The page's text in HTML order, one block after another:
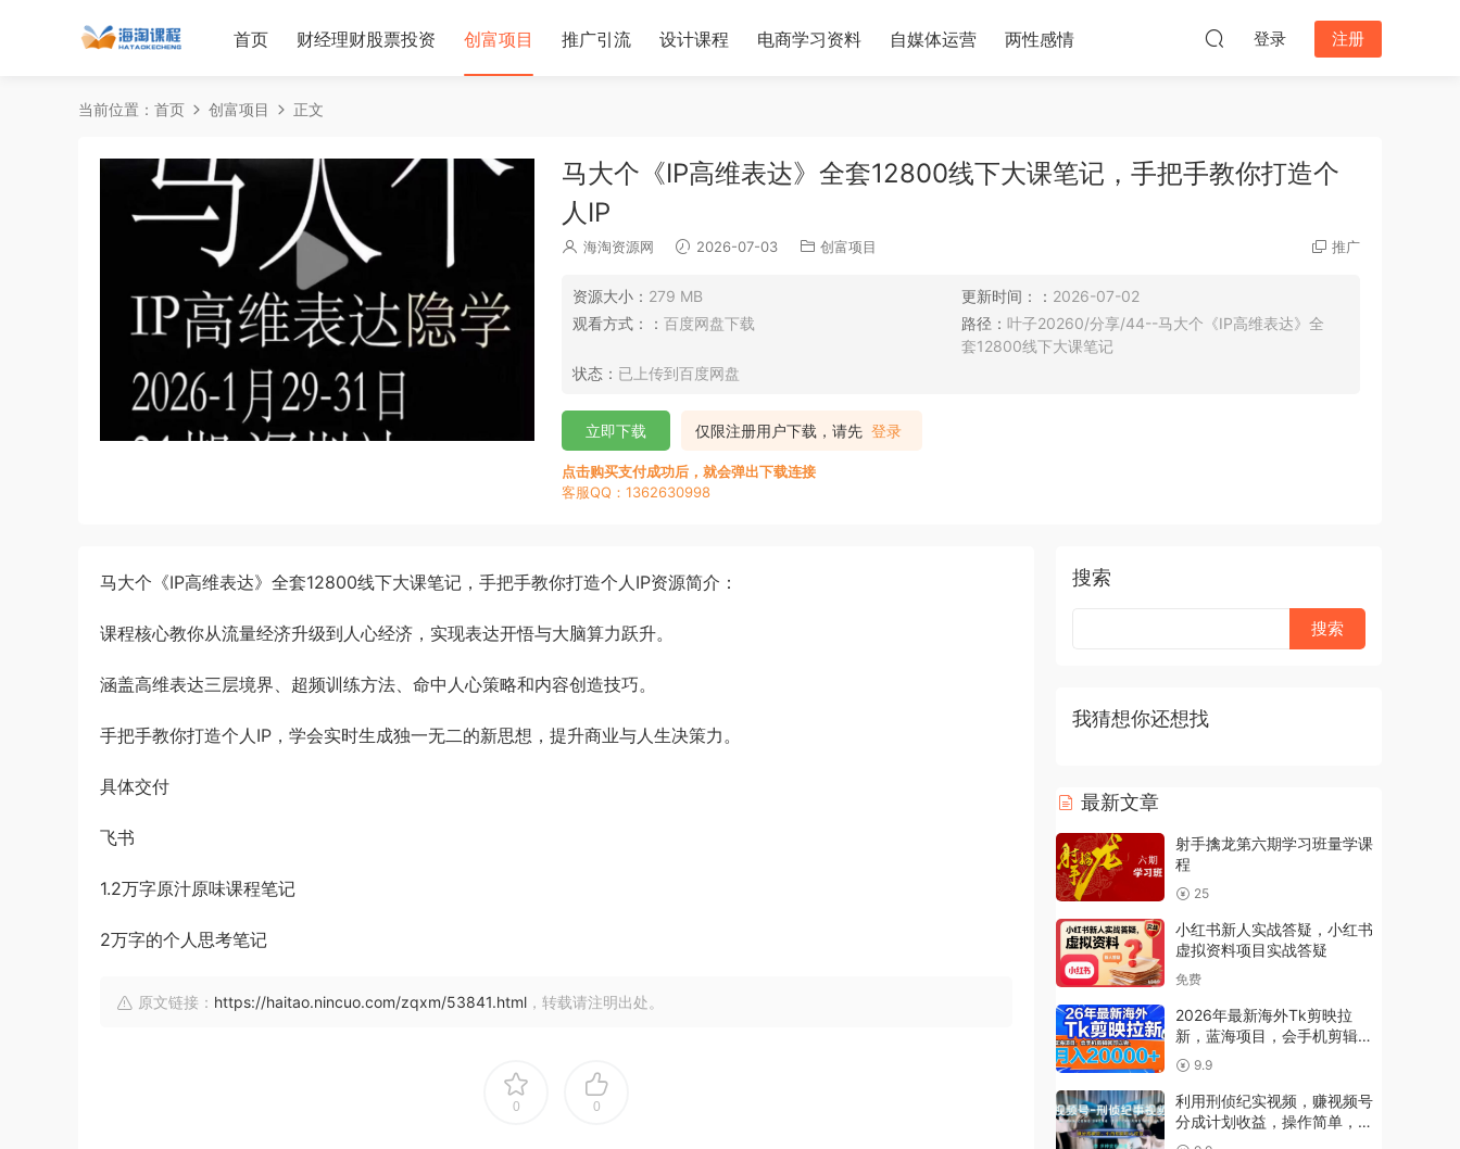
首页 财经理财股票投资 创富项目 推广引流 设计课程 电商学习资料 自媒体运营 两性感情 登录 注册
当前位置： 首页 创富项目 正文
马大个《IP高维表达》全套12800线下大课笔记，手把手教你打造个
人IP
海淘资源网 2026-07-03 创富项目 推广
资源大小： 279 MB 更新时间：： 2026-07-02
观看方式：： 百度网盘下载 路径： 叶子20260/分享/44--马大个《IP高维表达》全
套12800线下大课笔记
状态： 已上传到百度网盘
仅限注册用户下载，请先 登录
立即下载
点击购买支付成功后，就会弹出下载连接
客服QQ：1362630998
马大个《IP高维表达》全套12800线下大课笔记，手把手教你打造个人IP资源简介：
课程核心教你从流量经济升级到人心经济，实现表达开悟与大脑算力跃升。
涵盖高维表达三层境界、超频训练方法、命中人心策略和内容创造技巧。
手把手教你打造个人IP，学会实时生成独一无二的新思想，提升商业与人生决策力。
具体交付
飞书
1.2万字原汁原味课程笔记
2万字的个人思考笔记
原文链接： https://haitao.nincuo.com/zqxm/53841.html ，转载请注明出处。
0 0
搜索
我猜想你还想找
最新文章
射手擒龙第六期学习班量学课
程
25
小红书新人实战答疑，小红书
虚拟资料项目实战答疑
免费
2026年最新海外Tk剪映拉
新，蓝海项目，会手机剪辑就
可以做，月入2W＋
9.9
利用刑侦纪实视频，赚视频号
分成计划收益，操作简单，新
手小白轻松月入过万【项目拆